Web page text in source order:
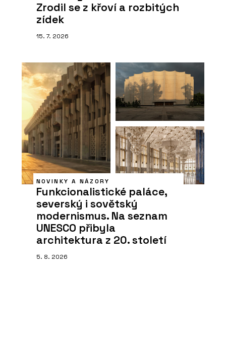
Zrodil se z křoví a rozbitých
zídek
15. 7. 2026
NOVINKY A NÁZORY
Funkcionalistické paláce,
severský i sovětský
modernismus. Na seznam
UNESCO přibyla
architektura z 20. století
5. 8. 2026